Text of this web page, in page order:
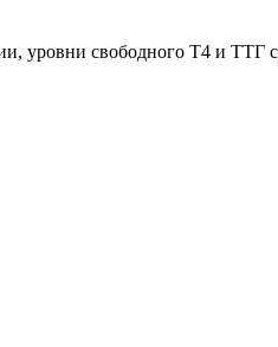
свободного Т4 и ТТГ